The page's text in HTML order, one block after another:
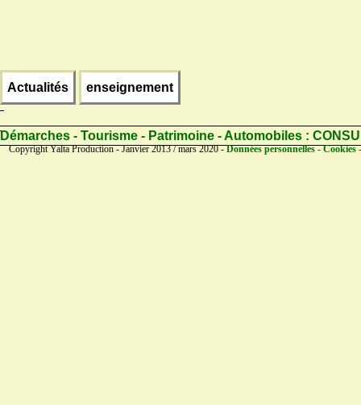
Actualités enseignement
Démarches - Tourisme - Patrimoine - Automobiles :
Copyright Yalta Production - Janvier 2013 / mars 2020 -Données personnelles - Cookies